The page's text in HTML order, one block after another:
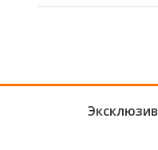
Эксклюзив